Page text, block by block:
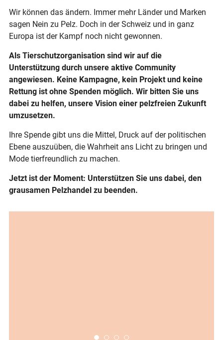
Wir können das ändern. Immer mehr Länder und Marken
sagen Nein zu Pelz. Doch in der Schweiz und in ganz
Europa ist der Kampf noch nicht gewonnen.
Als Tierschutzorganisation sind wir auf die
Unterstützung durch unsere aktive Community
angewiesen. Keine Kampagne, kein Projekt und keine
Rettung ist ohne Spenden möglich. Wir bitten Sie uns
dabei zu helfen, unsere Vision einer pelzfreien Zukunft
umzusetzen.
Ihre Spende gibt uns die Mittel, Druck auf der politischen
Ebene auszuüben, die Wahrheit ans Licht zu bringen und
Mode tierfreundlich zu machen.
Jetzt ist der Moment: Unterstützen Sie uns dabei, den
grausamen Pelzhandel zu beenden.